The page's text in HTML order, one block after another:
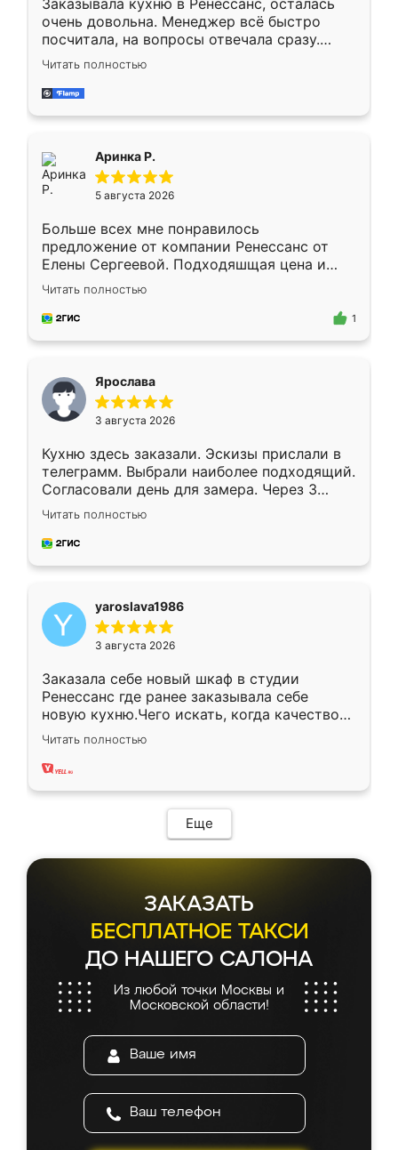
Заказывала кухню в Ренессанс, осталась
очень довольна. Менеджер всё быстро
посчитала, на вопросы отвечала сразу.
Замерщик приехал в субботу, подошёл к
делу со всей ответственностью. Собрали
за день, ребята работали аккуратно, даже
Читать полностью
Аринка Р.
5 августа 2026
Больше всех мне понравилось
предложение от компании Ренессанс от
Елены Сергеевой. Подходяшщая цена и
короткие сроки изготовления. Приехавший
для замера сотрудник Владислав
предложил по моему эскизу самый
Читать полностью
1
Ярослава
3 августа 2026
Кухню здесь заказали. Эскизы прислали в
телеграмм. Выбрали наиболее подходящий.
Согласовали день для замера. Через 3
недели кухня была уже готова. Остались
довольны работой. Спасибо Ренессанс
мебель за качественную работу!
Читать полностью
yaroslava1986
3 августа 2026
Заказала себе новый шкаф в студии
Ренессанс где ранее заказывала себе
новую кухню.Чего искать, когда качеством
вполне довольна. Служит кухня уже почти
два года, нареканий нет.
Читать полностью
Еще
ЗАКАЗАТЬ
БЕСПЛАТНОЕ ТАКСИ
ДО НАШЕГО САЛОНА
Из любой точки Москвы и
Московской области!